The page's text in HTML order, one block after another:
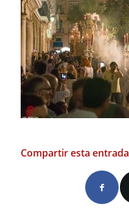
Compartir esta entrada